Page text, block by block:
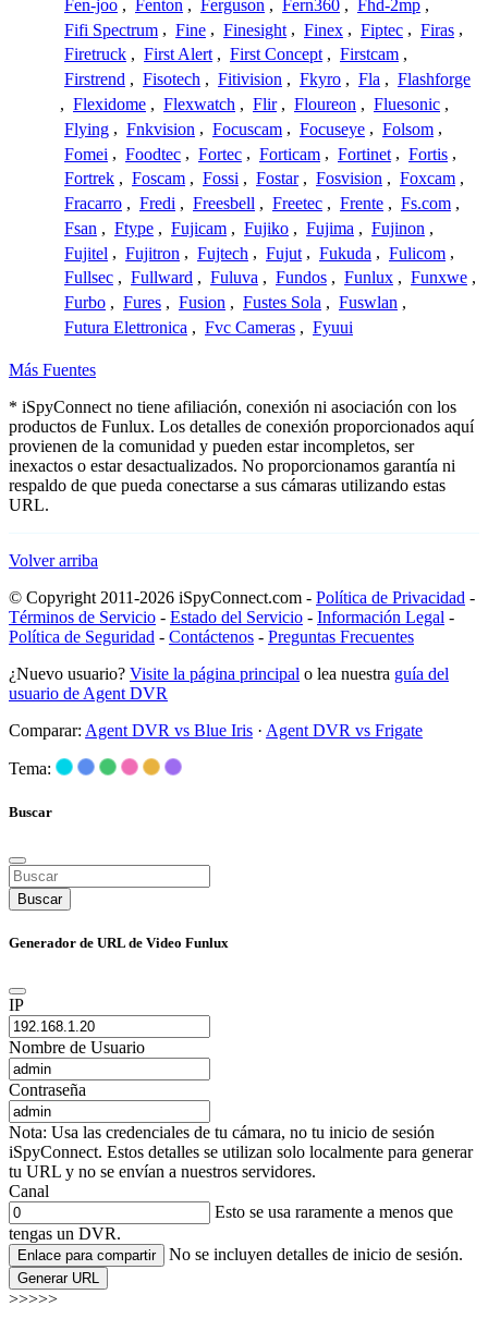
Fen-joo , Fenton , Ferguson , Fern360 , Fhd-2mp ,
Fifi Spectrum , Fine , Finesight , Finex , Fiptec , Firas ,
Firetruck , First Alert , First Concept , Firstcam ,
Firstrend , Fisotech , Fitivision , Fkyro , Fla , Flashforge
, Flexidome , Flexwatch , Flir , Floureon , Fluesonic ,
Flying , Fnkvision , Focuscam , Focuseye , Folsom ,
Fomei , Foodtec , Fortec , Forticam , Fortinet , Fortis ,
Fortrek , Foscam , Fossi , Fostar , Fosvision , Foxcam ,
Fracarro , Fredi , Freesbell , Freetec , Frente , Fs.com ,
Fsan , Ftype , Fujicam , Fujiko , Fujima , Fujinon ,
Fujitel , Fujitron , Fujtech , Fujut , Fukuda , Fulicom ,
Fullsec , Fullward , Fuluva , Fundos , Funlux , Funxwe ,
Furbo , Fures , Fusion , Fustes Sola , Fuswlan ,
Futura Elettronica , Fvc Cameras , Fyuui
Más Fuentes
* iSpyConnect no tiene afiliación, conexión ni asociación con los
productos de Funlux. Los detalles de conexión proporcionados aquí
provienen de la comunidad y pueden estar incompletos, ser
inexactos o estar desactualizados. No proporcionamos garantía ni
respaldo de que pueda conectarse a sus cámaras utilizando estas
URL.
Volver arriba
© Copyright 2011-2026 iSpyConnect.com - Política de Privacidad -
Términos de Servicio - Estado del Servicio - Información Legal -
Política de Seguridad - Contáctenos - Preguntas Frecuentes
¿Nuevo usuario? Visite la página principal o lea nuestra guía del
usuario de Agent DVR
Comparar: Agent DVR vs Blue Iris · Agent DVR vs Frigate
Tema:
Buscar
Buscar
Generador de URL de Video Funlux
IP
Nombre de Usuario
Contraseña
Nota: Usa las credenciales de tu cámara, no tu inicio de sesión
iSpyConnect. Estos detalles se utilizan solo localmente para generar
tu URL y no se envían a nuestros servidores.
Canal
Esto se usa raramente a menos que
tengas un DVR.
Enlace para compartir No se incluyen detalles de inicio de sesión.
Generar URL
>>>>>